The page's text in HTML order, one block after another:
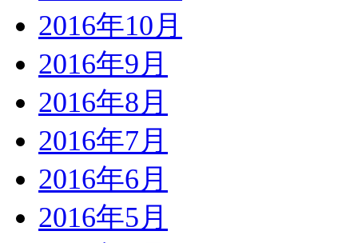
2016年10月
2016年9月
2016年8月
2016年7月
2016年6月
2016年5月